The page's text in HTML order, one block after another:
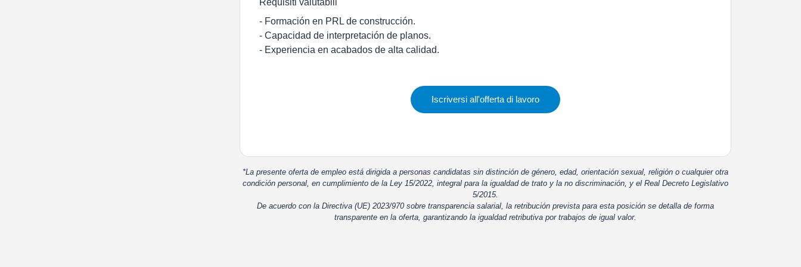
- Formación en PRL de construcción.
- Capacidad de interpretación de planos.
- Experiencia en acabados de alta calidad.
Iscriversi all'offerta di lavoro
*La presente oferta de empleo está dirigida a personas candidatas sin distinción de género, edad, orientación sexual, religión o cualquier otra
condición personal, en cumplimiento de la Ley 15/2022, integral para la igualdad de trato y la no discriminación, y el Real Decreto Legislativo
5/2015.
De acuerdo con la Directiva (UE) 2023/970 sobre transparencia salarial, la retribución prevista para esta posición se detalla de forma
transparente en la oferta, garantizando la igualdad retributiva por trabajos de igual valor.